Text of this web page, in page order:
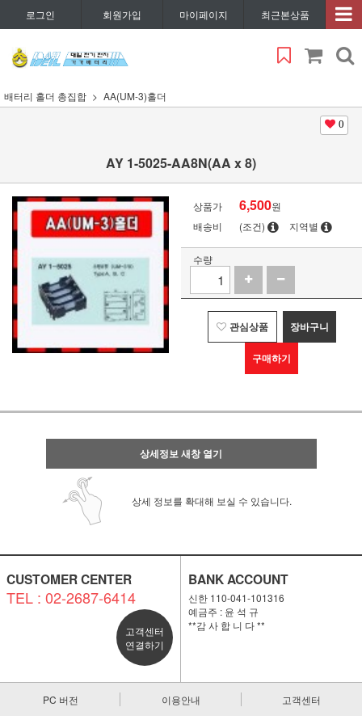
로그인 회원가입 마이페이지 최근본상품
배터리 홀더 총집합 AA(UM-3)홀더
0
AY 1-5025-AA8N(AA x 8)
상품가 6,500원
배송비
(조건) 지역별
수량
관심상품 장바구니
구매하기
상세정보 새창 열기
상세 정보를 확대해 보실 수 있습니다.
CUSTOMER CENTER
TEL : 02-2687-6414
고객센터
연결하기
BANK ACCOUNT
신한 110-041-101316
예금주 : 윤 석 규
**감 사 합 니 다 **
PC 버전 이용안내 고객센터